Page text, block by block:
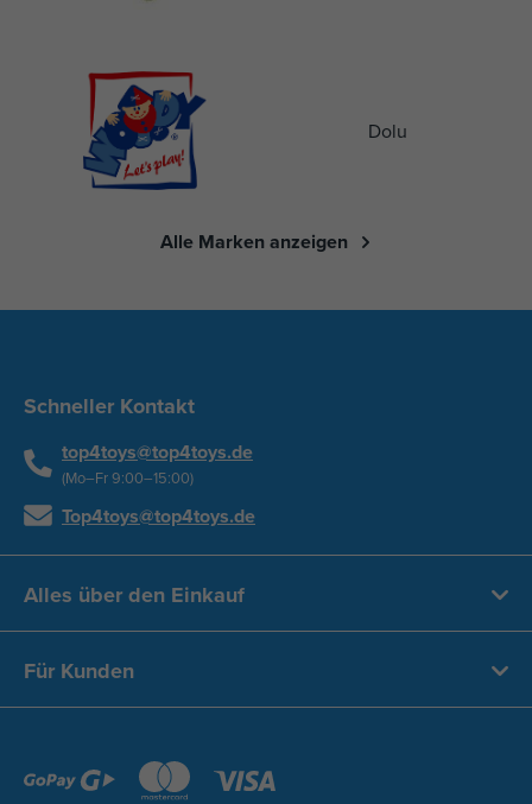
Dolu
Alle Marken anzeigen
Schneller Kontakt
top4toys@top4toys.de
(Mo–Fr 9:00–15:00)
Top4toys@top4toys.de
Alles über den Einkauf
Für Kunden